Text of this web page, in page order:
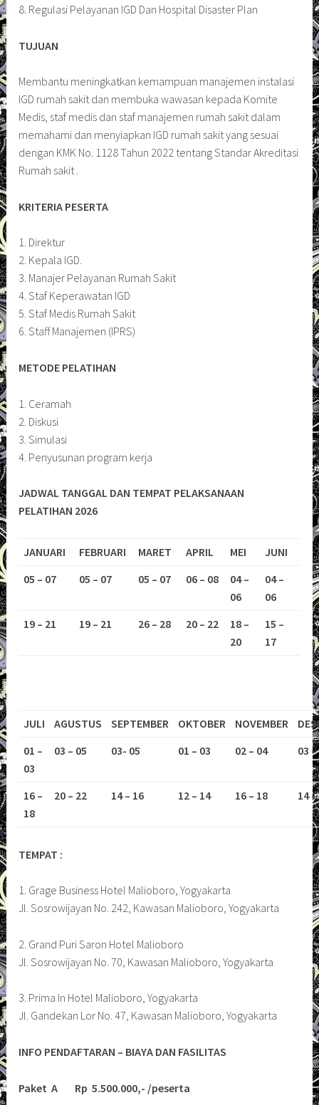
8. Regulasi Pelayanan IGD Dan Hospital Disaster Plan
TUJUAN
Membantu meningkatkan kemampuan manajemen instalasi
IGD rumah sakit dan membuka wawasan kepada Komite
Medis, staf medis dan staf manajemen rumah sakit dalam
memahami dan menyiapkan IGD rumah sakit yang sesuai
dengan KMK No. 1128 Tahun 2022 tentang Standar Akreditasi
Rumah sakit .
KRITERIA PESERTA
1. Direktur
2. Kepala IGD.
3. Manajer Pelayanan Rumah Sakit
4. Staf Keperawatan IGD
5. Staf Medis Rumah Sakit
6. Staff Manajemen (IPRS)
METODE PELATIHAN
1. Ceramah
2. Diskusi
3. Simulasi
4. Penyusunan program kerja
JADWAL TANGGAL DAN TEMPAT PELAKSANAAN
PELATIHAN 2026
JANUARI FEBRUARI MARET APRIL MEI
JUNI
05 – 07
05 – 07 05 – 07 06 – 08
04 –
06
04 –
06
19 – 21
19 – 21 26 – 28 20 – 22
18 –
20
15 –
17
JULI AGUSTUS SEPTEMBER OKTOBER NOVEMBER
01 –
03
03 – 05 03- 05 01 – 03 02 – 04 03
16 –
18
20 – 22 14 – 16 12 – 14 16 – 18 14
TEMPAT :
1. Grage Business Hotel Malioboro, Yogyakarta
Jl. Sosrowijayan No. 242, Kawasan Malioboro, Yogyakarta
2. Grand Puri Saron Hotel Malioboro
Jl. Sosrowijayan No. 70, Kawasan Malioboro, Yogyakarta
3. Prima In Hotel Malioboro, Yogyakarta
Jl. Gandekan Lor No. 47, Kawasan Malioboro, Yogyakarta
INFO PENDAFTARAN – BIAYA DAN FASILITAS
Paket A Rp 5.500.000,- /peserta